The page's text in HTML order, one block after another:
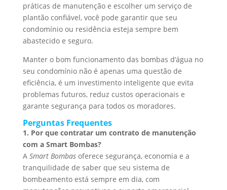
práticas de manutenção e escolher um serviço de
plantão confiável, você pode garantir que seu
condomínio ou residência esteja sempre bem
abastecido e seguro.
Manter o bom funcionamento das bombas d’água no
seu condomínio não é apenas uma questão de
eficiência, é um investimento inteligente que evita
problemas futuros, reduz custos operacionais e
garante segurança para todos os moradores.
Perguntas Frequentes
1. Por que contratar um contrato de manutenção
com a Smart Bombas?
A Smart Bombasoferece segurança, economia e a
tranquilidade de saber que seu sistema de
bombeamento está sempre em dia, com